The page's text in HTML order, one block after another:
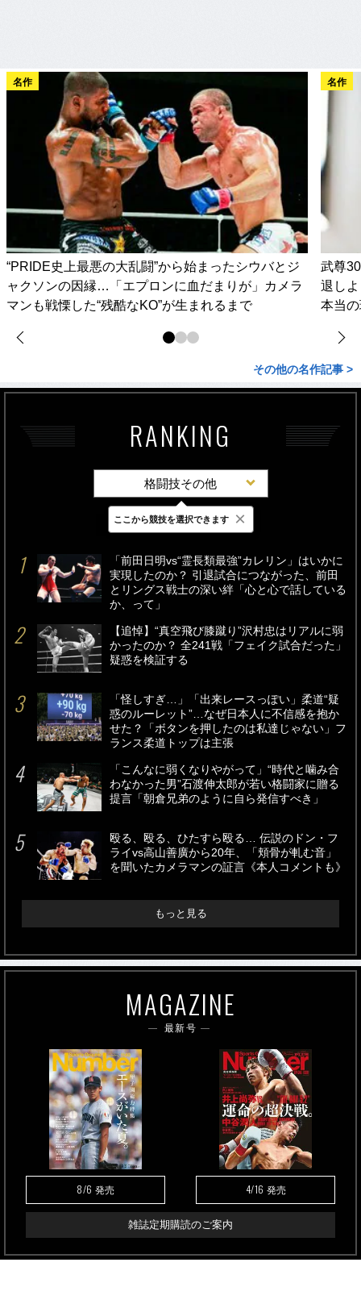
名作
“PRIDE史上最悪の大乱闘”から始まったシウバとジ
ャクソンの因縁…「エプロンに血だまりが」カメラ
マンも戦慄した“残酷なKO”が生まれるまで
名作
武尊
退し
本当
その他の名作記事 >
RANKING
格闘技その他
最新 24時間 週間
「前田日明vs“霊長類最強”カレリン」はいかに
実現したのか？ 引退試合につながった、前田
とリングス戦士の深い絆「心と心で話している
か、って」
【追悼】“真空飛び膝蹴り”沢村忠はリアルに弱
かったのか？ 全241戦「フェイク試合だった」
疑惑を検証する
「怪しすぎ…」「出来レースっぽい」柔道“疑
惑のルーレット”…なぜ日本人に不信感を抱か
せた？「ボタンを押したのは私達じゃない」フ
ランス柔道トップは主張
「こんなに弱くなりやがって」“時代と噛み合
わなかった男”石渡伸太郎が若い格闘家に贈る
提言「朝倉兄弟のように自ら発信すべき」
殴る、殴る、ひたすら殴る… 伝説のドン・フ
ライvs高山善廣から20年、「頬骨が軋む音」
を聞いたカメラマンの証言《本人コメントも》
もっと見る
MAGAZINE
最新号
8/6 発売 4/16 発売
雑誌定期購読のご案内
ここから競技を選択できます ×